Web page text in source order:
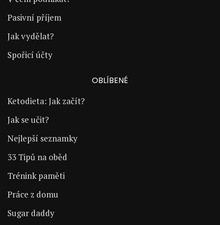
Pasivní příjem
Jak vydělat?
Spořicí účty
OBLÍBENÉ
Ketodieta: Jak začít?
Jak se učit?
Nejlepší seznamky
33 Tipů na oběd
Trénink paměti
Práce z domu
Sugar daddy